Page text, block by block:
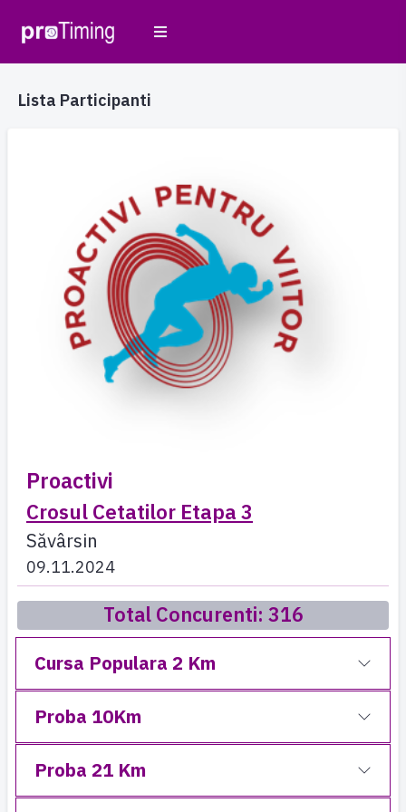
Lista Participanti
Proactivi
Crosul Cetatilor Etapa 3
Săvârsin
09.11.2024
Total Concurenti: 316
Cursa Populara 2 Km
Proba 10Km
Proba 21 Km